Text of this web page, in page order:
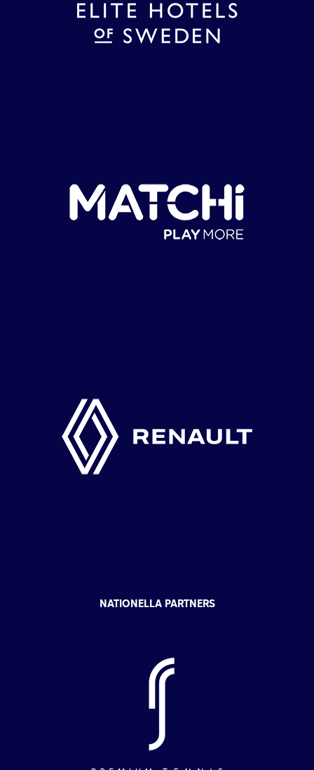
NATIONELLA PARTNERS